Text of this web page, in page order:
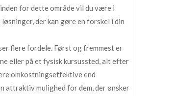
for dette område vil du være i
der kan gøre en forskel i din
flere fordele. Først og fremmest er
eller på et fysisk kursussted, alt efter
omkostningseffektive end
attraktiv mulighed for dem, der ønsker